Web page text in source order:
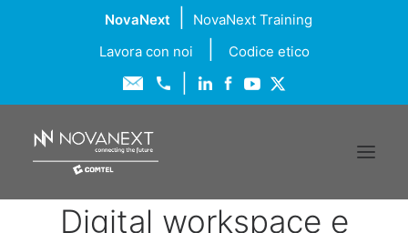
NovaNext
NovaNext Training
Lavora con noi
Codice etico
Chi siamoDigital workspace e